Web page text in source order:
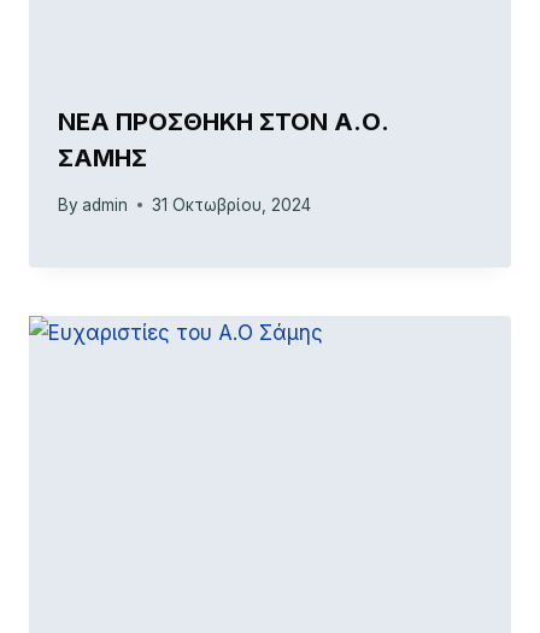
ΝΕΑ ΠΡΟΣΘΗΚΗ ΣΤΟΝ Α.Ο.
ΣΑΜΗΣ
By admin 31 Οκτωβρίου, 2024